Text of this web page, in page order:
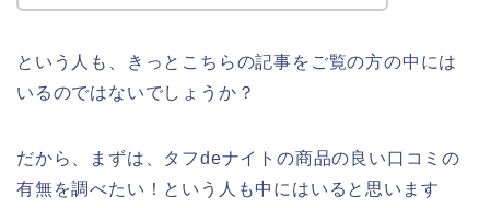
という人も、きっとこちらの記事をご覧の方の中には
いるのではないでしょうか？
だから、まずは、タフdeナイトの商品の良い口コミの
有無を調べたい！という人も中にはいると思います